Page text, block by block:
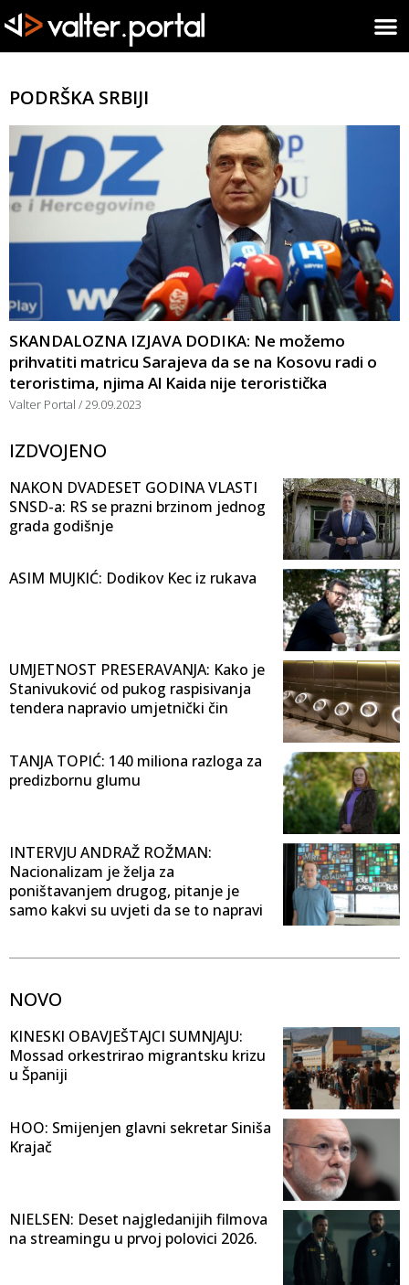
PODRŠKA SRBIJI
SKANDALOZNA IZJAVA DODIKA: Ne možemo
prihvatiti matricu Sarajeva da se na Kosovu radi o
teroristima, njima Al Kaida nije teroristička
Valter Portal 29.09.2023
IZDVOJENO
NAKON DVADESET GODINA VLASTI
SNSD-a: RS se prazni brzinom jednog
grada godišnje
ASIM MUJKIĆ: Dodikov Kec iz rukava
UMJETNOST PRESERAVANJA: Kako je
Stanivuković od pukog raspisivanja
tendera napravio umjetnički čin
TANJA TOPIĆ: 140 miliona razloga za
predizbornu glumu
INTERVJU ANDRAŽ ROŽMAN:
Nacionalizam je želja za
poništavanjem drugog, pitanje je
samo kakvi su uvjeti da se to napravi
NOVO
KINESKI OBAVJEŠTAJCI SUMNJAJU:
Mossad orkestrirao migrantsku krizu
u Španiji
HOO: Smijenjen glavni sekretar Siniša
Krajač
NIELSEN: Deset najgledanijih filmova
na streamingu u prvoj polovici 2026.